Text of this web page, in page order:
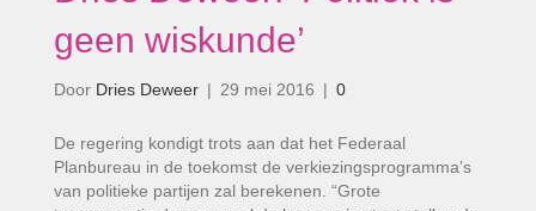
geen wiskunde’
Door Dries Deweer | 29 mei 2016 | 0
De regering kondigt trots aan dat het Federaal
Planbureau in de toekomst de verkiezingsprogramma’s
van politieke partijen zal berekenen. “Grote